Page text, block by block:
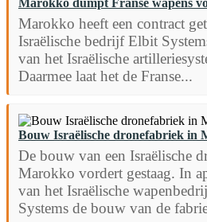
Marokko heeft een contract
Israëlische bedrijf Elbit
van het Israëlische
Daarmee laat het de Franse...
Bouw Israëlische dronefabriek in
De bouw van een Israëlische
Marokko vordert gestaag. In
van het Israëlische
Systems de bouw van de